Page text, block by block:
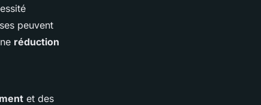
peuvent
réduction
et des